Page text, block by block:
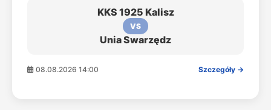
KKS 1925 Kalisz
VS
Unia Swarzędz
08.08.2026 14:00 Szczegóły →